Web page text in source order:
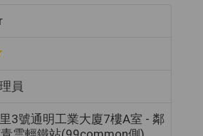
員
3號通明工業大廈7樓A室 - 鄰